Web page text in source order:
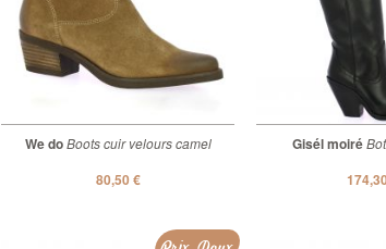
We doBoots cuir velours camel
80,50 €
Gisél moiré